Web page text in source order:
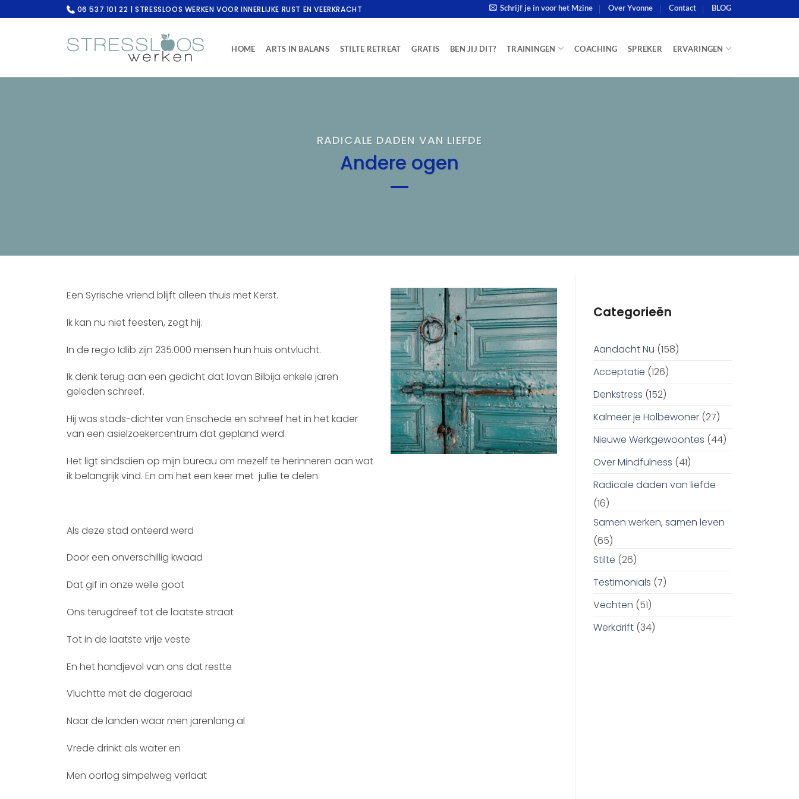
naar
06 537 101 22 | STRESSLOOS WERKEN VOOR INNERLIJKE RUST EN VEERKRACHT Schrijf je in voor het Mzine Over Yvonne Contact BLOG
HOME ARTS IN BALANS STILTE RETREAT GRATIS BEN JIJ DIT? TRAININGEN COACHING SPREKER ERVARINGEN
RADICALE DADEN VAN LIEFDE
Andere ogen
Een Syrische vriend blijft alleen thuis met Kerst.
Ik kan nu niet feesten, zegt hij.
In de regio Idlib zijn 235.000 mensen hun huis ontvlucht.
Ik denk terug aan een gedicht dat Iovan Bilbija enkele jaren
geleden schreef.
Hij was stads-dichter van Enschede en schreef het in het kader
van een asielzoekercentrum dat gepland werd.
Het ligt sindsdien op mijn bureau om mezelf te herinneren aan wat
ik belangrijk vind. En om het een keer met jullie te delen.
Als deze stad onteerd werd
Door een onverschillig kwaad
Dat gif in onze welle goot
Ons terugdreef tot de laatste straat
Tot in de laatste vrije veste
En het handjevol van ons dat restte
Vluchtte met de dageraad
Naar de landen waar men jarenlang al
Vrede drinkt als water en
Men oorlog simpelweg verlaat
Categorieën
Aandacht Nu (158)
Acceptatie (126)
Denkstress (152)
Kalmeer je Holbewoner (27)
Nieuwe Werkgewoontes (44)
Over Mindfulness (41)
Radicale daden van liefde
(16)
Samen werken, samen leven
(65)
Stilte (26)
Testimonials (7)
Vechten (51)
Werkdrift (34)